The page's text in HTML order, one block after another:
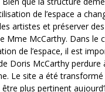
de l’espace a
artistes et préserver
Mme McCarthy. Dans le
de l’espace, il est
Doris McCarthy perdure
Le site a été transformé
plus pertinent